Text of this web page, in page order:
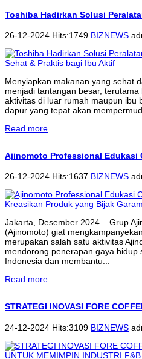
Toshiba Hadirkan Solusi
26-12-2024 Hits:1749 BIZNEWS
Menyiapkan makanan yang sehat
menjadi tantangan besar,
aktivitas di luar rumah maupun ibu
dapur yang tepat akan
Read more
Ajinomoto Professional Edukasi
26-12-2024 Hits:1637 BIZNEWS
Jakarta, Desember 2024 – Grup
(Ajinomoto) giat
merupakan salah satu aktivitas
mendorong penerapan gaya hidup
Indonesia dan membantu...
Read more
STRATEGI INOVASI FORE
24-12-2024 Hits:3109 BIZNEWS